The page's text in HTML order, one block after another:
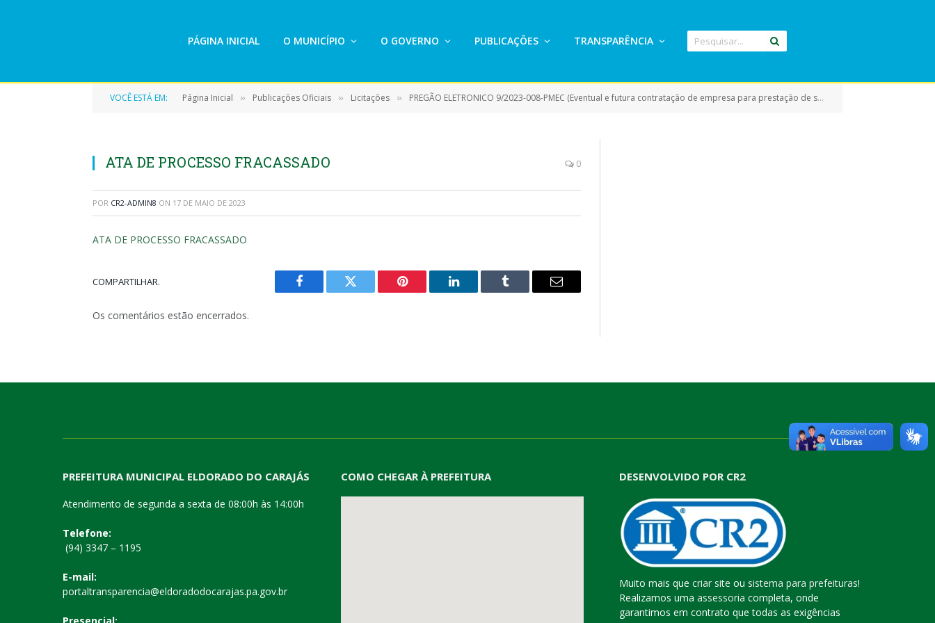
PÁGINA INICIAL O MUNICÍPIO O GOVERNO PUBLICAÇÕES TRANSPARÊNCIA
VOCÊ ESTÁ EM: Página Inicial » Publicações Oficiais » Licitações » PREGÃO ELETRONICO 9/2023-008-PMEC (Eventual e futura contratação de empresa para prestação de serviços de forma preventiva e corretiva a manutenção de veículos leves (carros/camionetes/vans))
ATA DE PROCESSO FRACASSADO 0
POR CR2-ADMIN8 ON 17 DE MAIO DE 2023
ATA DE PROCESSO FRACASSADO
COMPARTILHAR.
Facebook Twitter Pinterest LinkedIn Tumblr
E-
Os comentários estão encerrados.
PREFEITURA MUNICIPAL ELDORADO DO CARAJÁS
Atendimento de segunda a sexta de 08:00h às 14:00h
Telefone:
(94) 3347 – 1195
E-mail:
portaltransparencia@eldoradodocarajas.pa.gov.br
COMO CHEGAR À PREFEITURA DESENVOLVIDO POR CR2
Muito mais que criar site ou sistema para prefeituras!
Realizamos uma assessoria completa, onde
garantimos em contrato que todas as exigências